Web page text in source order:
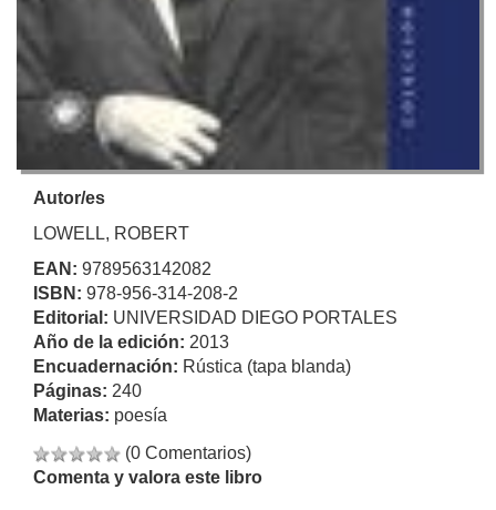
Autor/es
LOWELL, ROBERT
EAN: 9789563142082
ISBN: 978-956-314-208-2
Editorial: UNIVERSIDAD DIEGO PORTALES
Año de la edición: 2013
Encuadernación: Rústica (tapa blanda)
Páginas: 240
Materias: poesía
(0 Comentarios)
Comenta y valora este libro